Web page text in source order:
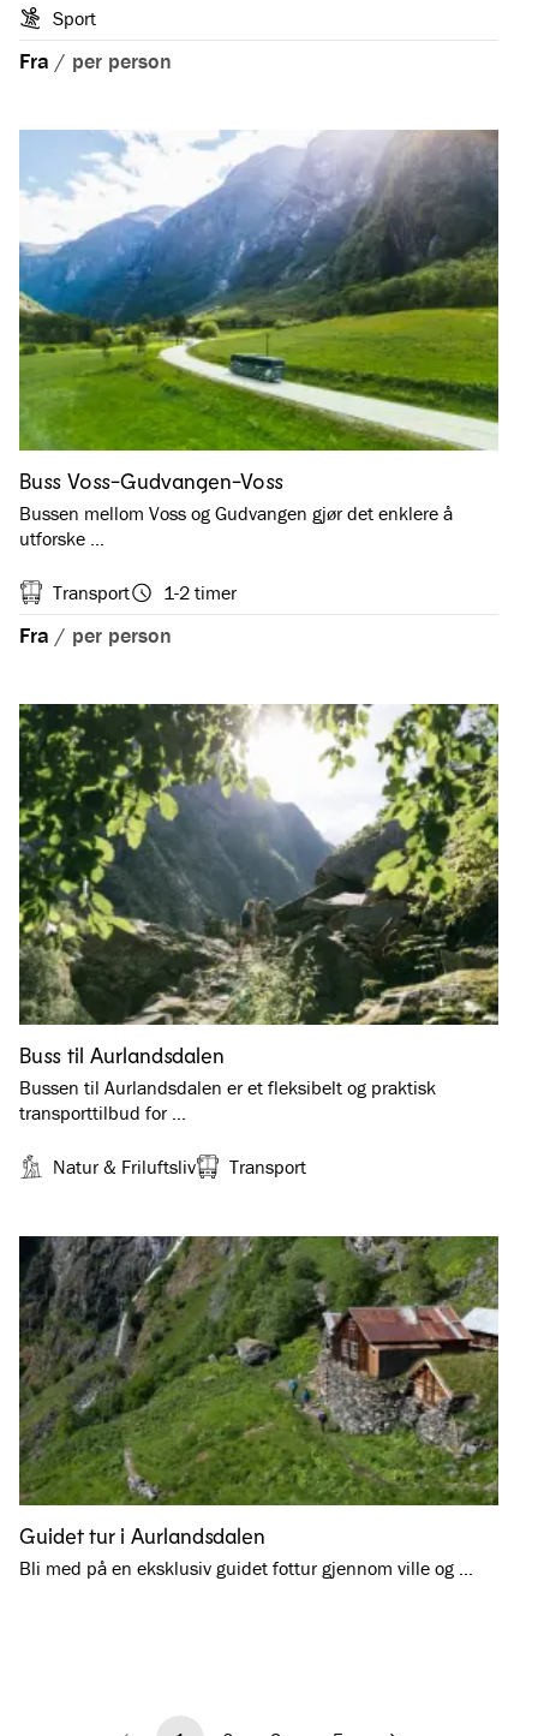
Sport
Fra / per person
Buss Voss-Gudvangen-Voss
Bussen mellom Voss og Gudvangen gjør det enklere å
utforske …
Transport 1-2 timer
Fra / per person
Buss til Aurlandsdalen
Bussen til Aurlandsdalen er et fleksibelt og praktisk
transporttilbud for …
Natur & Friluftsliv Transport
Guidet tur i Aurlandsdalen
Bli med på en eksklusiv guidet fottur gjennom ville og …